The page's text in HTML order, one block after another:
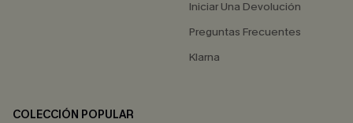
Iniciar Una Devolución
Preguntas Frecuentes
Klarna
COLECCIÓN POPULAR